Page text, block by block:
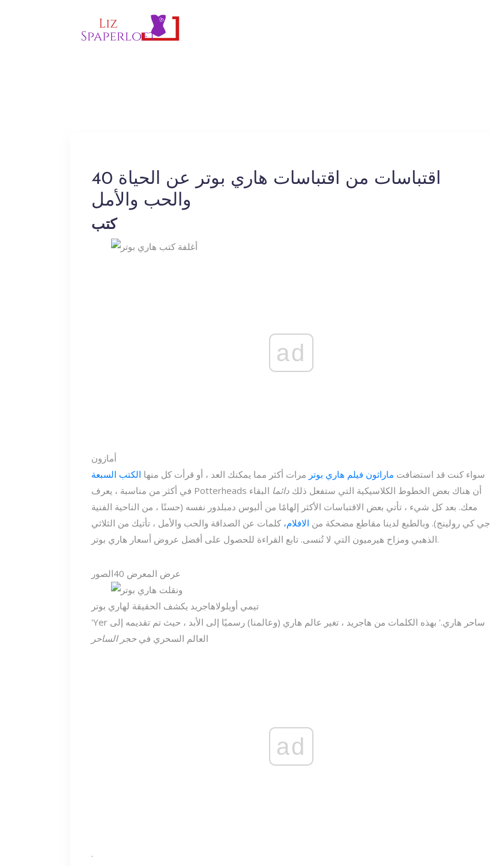
40 اقتباسات من اقتباسات هاري بوتر عن الحياة
والحب والأمل
كتب
ad
أمازون
سواء كنت قد استضافت ماراثون فيلم هاري بوتر مرات أكثر مما يمكنك العد ، أو قرأت كل منها الكتب السبعة
في أكثر من مناسبة ، يعرف Potterheads أن هناك بعض الخطوط الكلاسيكية التي ستفعل ذلك دائما البقاء
معك. بعد كل شيء ، تأتي بعض الاقتباسات الأكثر إلهامًا من ألبوس دمبلدور نفسه (حسنًا ، من الناحية الفنية
جي كي رولينج). وبالطبع لدينا مقاطع مضحكة من الافلام، كلمات عن الصداقة والحب والأمل ، تأتيك من الثلاثي
الذهبي ومزاح هيرميون التي لا تُنسى. تابع القراءة للحصول على أفضل عروض أسعار هاري بوتر.
عرض المعرض 40الصور
تيمي أويلولاهاجريد يكشف الحقيقة لهاري بوتر
'Yer ساحر هاري.' بهذه الكلمات من هاجريد ، تغير عالم هاري (وعالمنا) رسميًا إلى الأبد ، حيث تم تقديمه إلى
العالم السحري في حجر الساحر
ad
.